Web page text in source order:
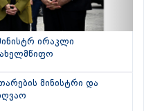
ირაკლი
მინისტრი და